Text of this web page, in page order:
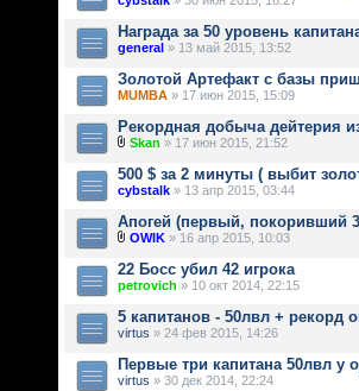
Награда за 50 уровень
general » 13 май 2015, 13:52
Золотой Артефакт с базы
MUMBA » 17 июн 2015, 15:09
Рекордная добыча дейтерия
Skan » 17 июн 2015, 21:52
500 $ за 2 минуты ( выбит
cybstalk » 13 апр 2015, 03:44
Апогей (первый, покоривший
OWIK » 16 апр 2015, 10:03
22 Босс убил 42 игрока
petrovich » 10 окт 2014, 22:15
5 капитанов - 50лвл + рекорд
virtus » 24 фев 2015, 14:26
Первые три капитана 50лвл у
virtus » 30 дек 2014, 22:24